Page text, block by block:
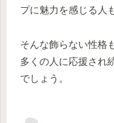
プに魅力を感じる人
そんな飾らない性格
多くの人に応援され
でしょう。